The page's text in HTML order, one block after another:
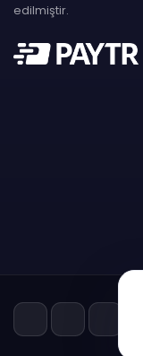
edilmiştir.